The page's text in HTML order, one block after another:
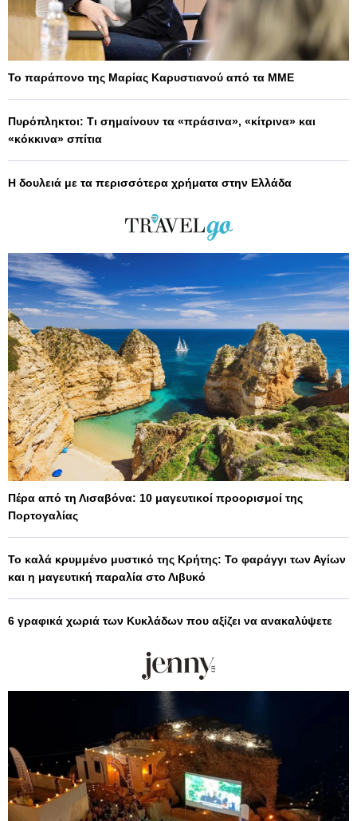
Το παράπονο της Μαρίας Καρυστιανού από τα ΜΜΕ
Πυρόπληκτοι: Τι σημαίνουν τα «πράσινα», «κίτρινα» και
«κόκκινα» σπίτια
Η δουλειά με τα περισσότερα χρήματα στην Ελλάδα
Πέρα από τη Λισαβόνα: 10 μαγευτικοί προορισμοί της
Πορτογαλίας
Το καλά κρυμμένο μυστικό της Κρήτης: Το φαράγγι των Αγίων
και η μαγευτική παραλία στο Λιβυκό
6 γραφικά χωριά των Κυκλάδων που αξίζει να ανακαλύψετε